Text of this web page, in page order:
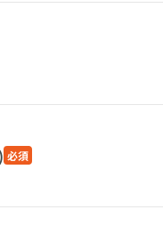
必須